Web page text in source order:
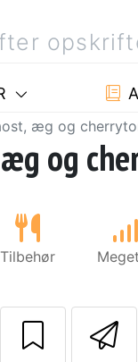
æg og
og
Tilbehør